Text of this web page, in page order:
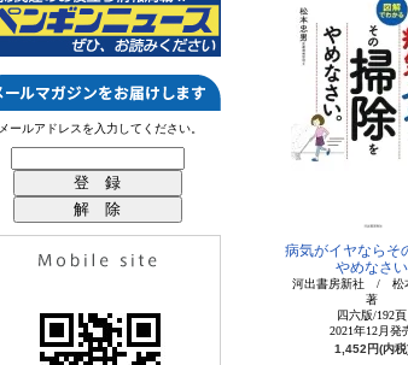
メールアドレスを入力してください。
病気がイヤならそ
やめなさい
河出書房新社 / 松
著
四六版/192頁
2021年12月発
1,452円(内税